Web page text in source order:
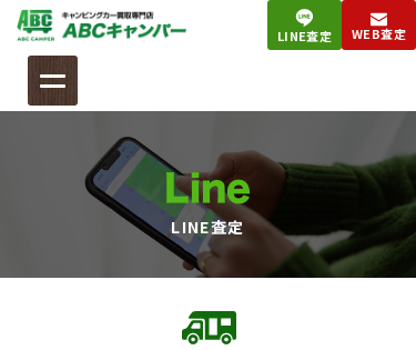
プ
LINE査定 WEB査定
Line
LINE査定